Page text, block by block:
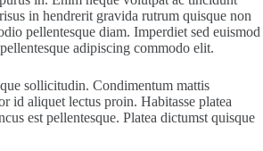
in hendrerit gravida rutrum quisque non
pellentesque diam. Imperdiet sed euismod
adipiscing commodo elit.
sollicitudin. Condimentum mattis
id aliquet lectus proin. Habitasse platea
est pellentesque. Platea dictumst quisque